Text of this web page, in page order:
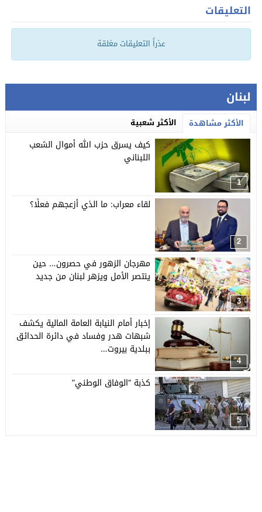
التعليقات
عذراً التعليقات مغلقة
لبنان
الأكثر مشاهدة الأكثر شعبية
1
كيف يسرق حزب الله أموال الشعب
اللبناني
2
لقاء معراب: ما الذي أزعجهم فعلًا؟
3
مهرجان الزهور في حصرون… حين
ينتصر الأمل ويزهر لبنان من جديد
4
إخبار أمام النيابة العامة المالية يكشف
شبهات هدر وفساد في دائرة الحدائق
ببلدية بيروت…
5
كذبة “الوفاق الوطني”